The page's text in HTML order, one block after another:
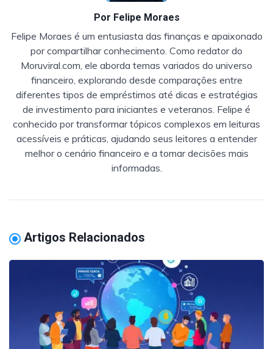
Por Felipe Moraes
Felipe Moraes é um entusiasta das finanças e apaixonado
por compartilhar conhecimento. Como redator do
Moruviral.com, ele aborda temas variados do universo
financeiro, explorando desde comparações entre
diferentes tipos de empréstimos até dicas e estratégias
de investimento para iniciantes e veteranos. Felipe é
conhecido por transformar tópicos complexos em leituras
acessíveis e práticas, ajudando seus leitores a entender
melhor o cenário financeiro e a tomar decisões mais
informadas.
Artigos Relacionados